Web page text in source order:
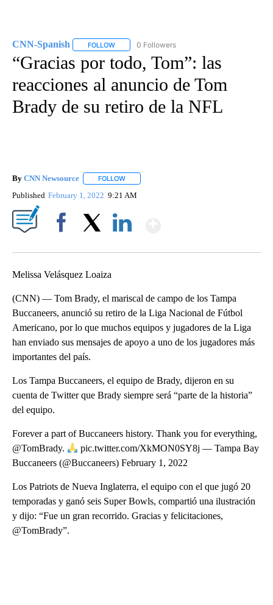
CNN-Spanish FOLLOW FOLLOW "CNN-SPANISH" TO RECEIVE
0 Followers
“Gracias por todo, Tom”: las
reacciones al anuncio de Tom
Brady de su retiro de la NFL
By CNN Newsource FOLLOW
Published February 1, 2022 9:21 AM
Melissa Velásquez Loaiza
(CNN) — Tom Brady, el mariscal de campo de los Tampa
Buccaneers, anunció su retiro de la Liga Nacional de Fútbol
Americano, por lo que muchos equipos y jugadores de la Liga
han enviado sus mensajes de apoyo a uno de los jugadores más
importantes del país.
Los Tampa Buccaneers, el equipo de Brady, dijeron en su
cuenta de Twitter que Brady siempre será “parte de la historia”
del equipo.
Forever a part of Buccaneers history. Thank you for everything,
@TomBrady.
pic.twitter.com/XkMON0SY8j — Tampa Bay
Buccaneers (@Buccaneers) February 1, 2022
Los Patriots de Nueva Inglaterra, el equipo con el que jugó 20
temporadas y ganó seis Super Bowls, compartió una ilustración
y dijo: “Fue un gran recorrido. Gracias y felicitaciones,
@TomBrady”.